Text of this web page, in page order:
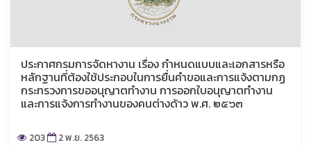
ประกาศกรมการจัดหางาน เรื่อง กำหนดแบบและเอกสารหรือ
หลักฐานที่ต้องใช้ประกอบในการยื่นคำขอและการแจ้งตามกฏ
กระทรวงการขออนุญาตทำงาน การออกใบอนุญาตทำงาน
และการแจ้งการทำงานของคนต่างด้าว พ.ศ. ๒๕๖๓
203 2 พ.ย. 2563